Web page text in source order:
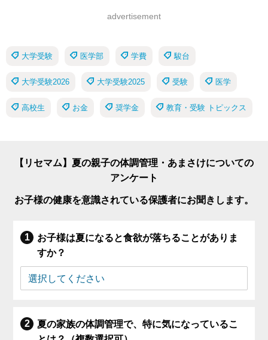
advertisement
大学受験 医学部 学費 駿台
大学受験2026 大学受験2025 受験 医学
高校生 お金 奨学金 教育・受験 トピックス
【リセマム】夏の親子の体調管理・あまさけについての
アンケート
お子様の健康を意識されている保護者にお聞きします。
お子様は夏になると食欲が落ちることがありま
すか？
夏の家族の体調管理で、特に気になっているこ